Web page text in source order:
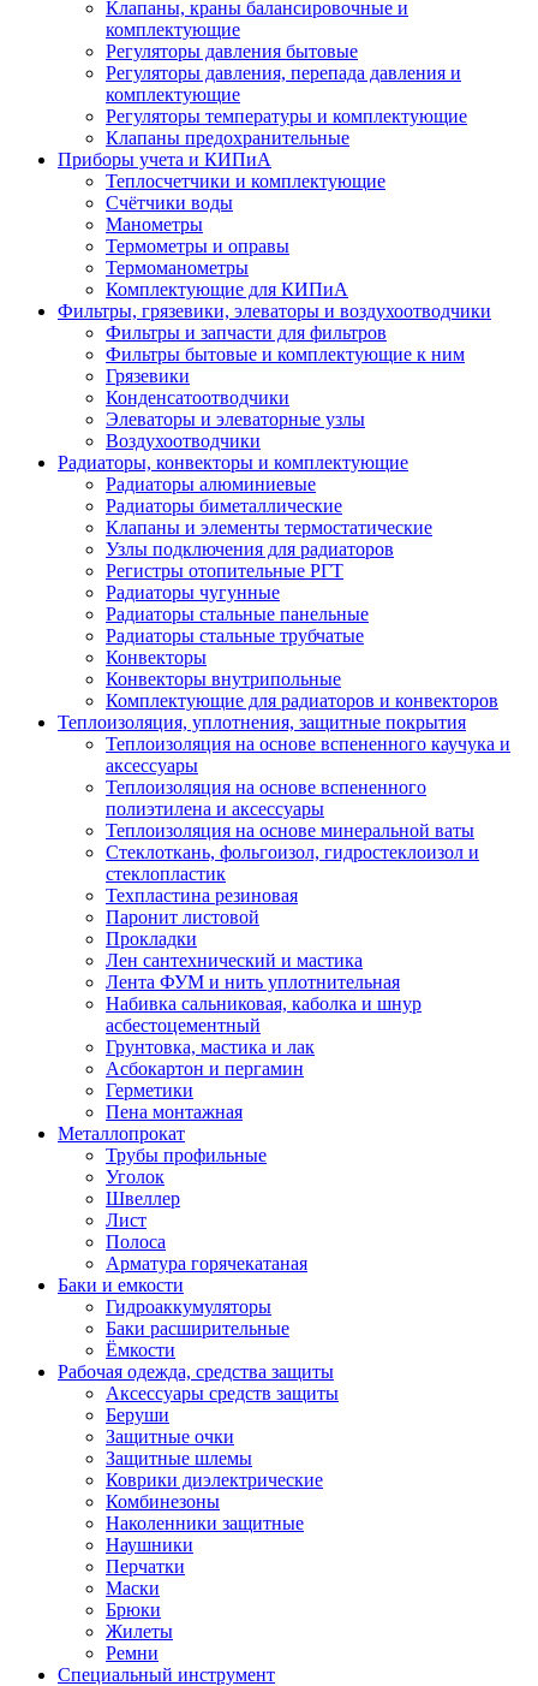
Клапаны, краны балансировочные и
комплектующие
Регуляторы давления бытовые
Регуляторы давления, перепада давления и
комплектующие
Регуляторы температуры и комплектующие
Клапаны предохранительные
Приборы учета и КИПиА
Теплосчетчики и комплектующие
Счётчики воды
Манометры
Термометры и оправы
Термоманометры
Комплектующие для КИПиА
Фильтры, грязевики, элеваторы и воздухоотводчики
Фильтры и запчасти для фильтров
Фильтры бытовые и комплектующие к ним
Грязевики
Конденсатоотводчики
Элеваторы и элеваторные узлы
Воздухоотводчики
Радиаторы, конвекторы и комплектующие
Радиаторы алюминиевые
Радиаторы биметаллические
Клапаны и элементы термостатические
Узлы подключения для радиаторов
Регистры отопительные РГТ
Радиаторы чугунные
Радиаторы стальные панельные
Радиаторы стальные трубчатые
Конвекторы
Конвекторы внутрипольные
Комплектующие для радиаторов и конвекторов
Теплоизоляция, уплотнения, защитные покрытия
Теплоизоляция на основе вспененного каучука и
аксессуары
Теплоизоляция на основе вспененного
полиэтилена и аксессуары
Теплоизоляция на основе минеральной ваты
Стеклоткань, фольгоизол, гидростеклоизол и
стеклопластик
Техпластина резиновая
Паронит листовой
Прокладки
Лен сантехнический и мастика
Лента ФУМ и нить уплотнительная
Набивка сальниковая, каболка и шнур
асбестоцементный
Грунтовка, мастика и лак
Асбокартон и пергамин
Герметики
Пена монтажная
Металлопрокат
Трубы профильные
Уголок
Швеллер
Лист
Полоса
Арматура горячекатаная
Баки и емкости
Гидроаккумуляторы
Баки расширительные
Ёмкости
Рабочая одежда, средства защиты
Аксессуары средств защиты
Беруши
Защитные очки
Защитные шлемы
Коврики диэлектрические
Комбинезоны
Наколенники защитные
Наушники
Перчатки
Маски
Брюки
Жилеты
Ремни
Специальный инструмент